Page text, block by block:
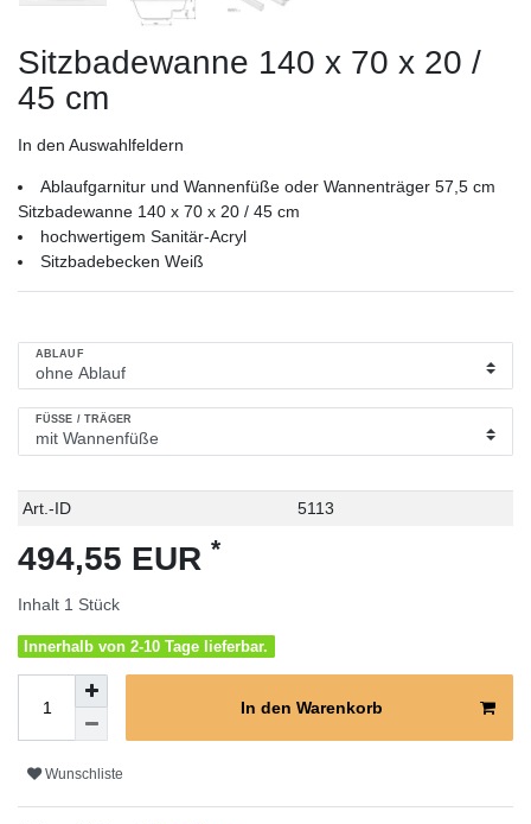
Sitzbadewanne 140 x 70 x 20 /
45 cm
In den Auswahlfeldern
Ablaufgarnitur und Wannenfüße oder Wannenträger 57,5 cm
Sitzbadewanne 140 x 70 x 20 / 45 cm
hochwertigem Sanitär-Acryl
Sitzbadebecken Weiß
ABLAUF
FÜSSE / TRÄGER
Technisches
Wert
Art.-ID 5113
494,55 EUR *
Inhalt 1 Stück
Innerhalb von 2-10 Tage lieferbar.
In den Warenkorb
Wunschliste